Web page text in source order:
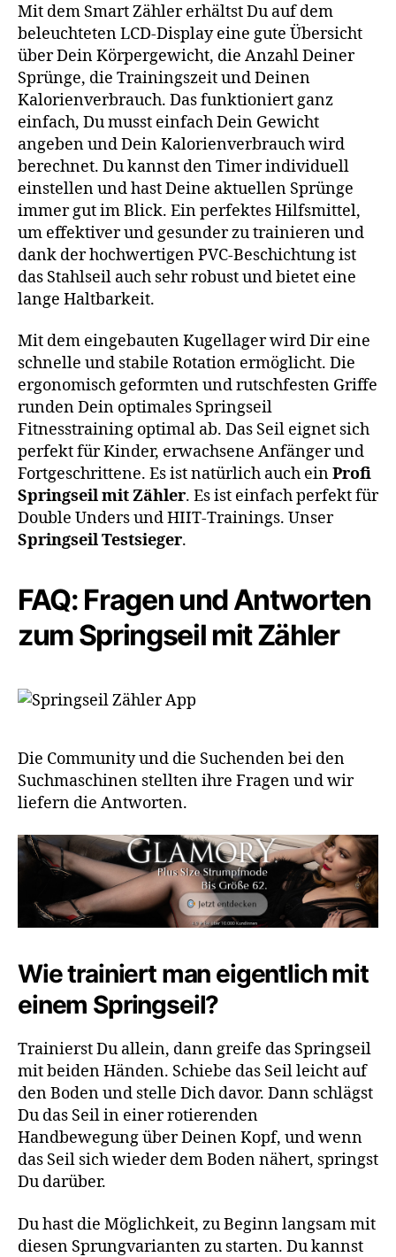
Mit dem Smart Zähler erhältst Du auf dem
beleuchteten LCD-Display eine gute Übersicht
über Dein Körpergewicht, die Anzahl Deiner
Sprünge, die Trainingszeit und Deinen
Kalorienverbrauch. Das funktioniert ganz
einfach, Du musst einfach Dein Gewicht
angeben und Dein Kalorienverbrauch wird
berechnet. Du kannst den Timer individuell
einstellen und hast Deine aktuellen Sprünge
immer gut im Blick. Ein perfektes Hilfsmittel,
um effektiver und gesunder zu trainieren und
dank der hochwertigen PVC-Beschichtung ist
das Stahlseil auch sehr robust und bietet eine
lange Haltbarkeit.
Mit dem eingebauten Kugellager wird Dir eine
schnelle und stabile Rotation ermöglicht. Die
ergonomisch geformten und rutschfesten Griffe
runden Dein optimales Springseil
Fitnesstraining optimal ab. Das Seil eignet sich
perfekt für Kinder, erwachsene Anfänger und
Fortgeschrittene. Es ist natürlich auch einProfi
Springseil mit Zähler. Es ist einfach perfekt für
Double Unders und HIIT-Trainings. Unser
Springseil Testsieger.
FAQ: Fragen und Antworten
zum Springseil mit Zähler
Die Community und die Suchenden bei den
Suchmaschinen stellten ihre Fragen und wir
liefern die Antworten.
Wie trainiert man eigentlich mit
einem Springseil?
Trainierst Du allein, dann greife das Springseil
mit beiden Händen. Schiebe das Seil leicht auf
den Boden und stelle Dich davor. Dann schlägst
Du das Seil in einer rotierenden
Handbewegung über Deinen Kopf, und wenn
das Seil sich wieder dem Boden nähert, springst
Du darüber.
Du hast die Möglichkeit, zu Beginn langsam mit
diesen Sprungvarianten zu starten. Du kannst